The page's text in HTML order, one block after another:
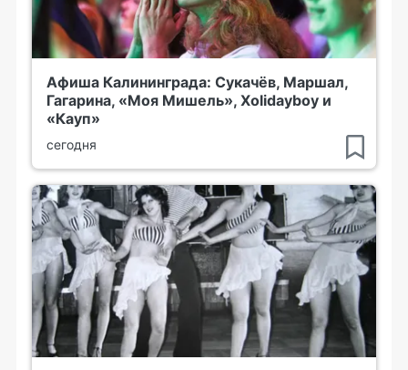
Афиша Калининграда: Сукачёв, Маршал,
Гагарина, «Моя Мишель», Xolidayboy и
«Кауп»
сегодня